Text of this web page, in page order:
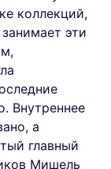
коллекций,
эти
Внутреннее
а
главный
Мишель